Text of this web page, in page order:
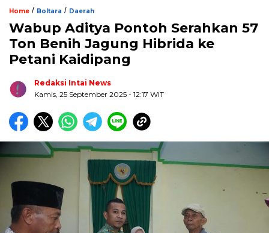
Home / Boltara / Daerah
Wabup Aditya Pontoh Serahkan 57
Ton Benih Jagung Hibrida ke
Petani Kaidipang
Redaksi Intai News
Kamis, 25 September 2025 - 12:17 WIT
Biru Kuning Geometris Modern Rekrutmen Staf
Kantor Poster Horizontal